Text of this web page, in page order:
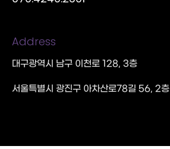
Address
대구광역시 남구 이천로 128, 3층
서울특별시 광진구 아차산로78길 56, 2층